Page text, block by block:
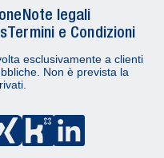
Note legali
Termini e Condizioni
esclusivamente a clienti
Non è prevista la